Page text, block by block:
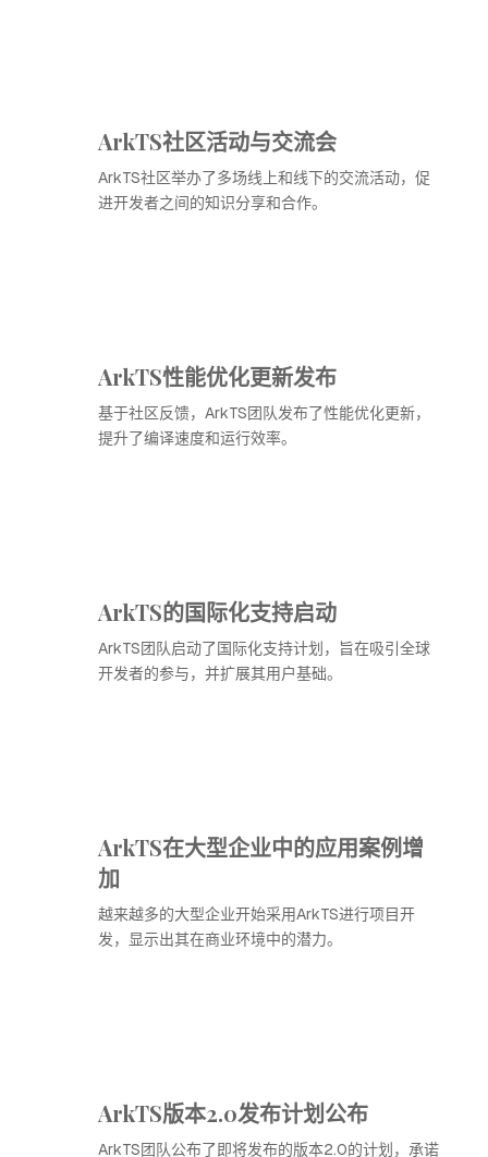
ArkTS社区活动与交流会
ArkTS社区举办了多场线上和线下的交流活动，促
进开发者之间的知识分享和合作。
ArkTS性能优化更新发布
基于社区反馈，ArkTS团队发布了性能优化更新，
提升了编译速度和运行效率。
ArkTS的国际化支持启动
ArkTS团队启动了国际化支持计划，旨在吸引全球
开发者的参与，并扩展其用户基础。
ArkTS在大型企业中的应用案例增
加
越来越多的大型企业开始采用ArkTS进行项目开
发，显示出其在商业环境中的潜力。
ArkTS版本2.0发布计划公布
ArkTS团队公布了即将发布的版本2.0的计划，承诺